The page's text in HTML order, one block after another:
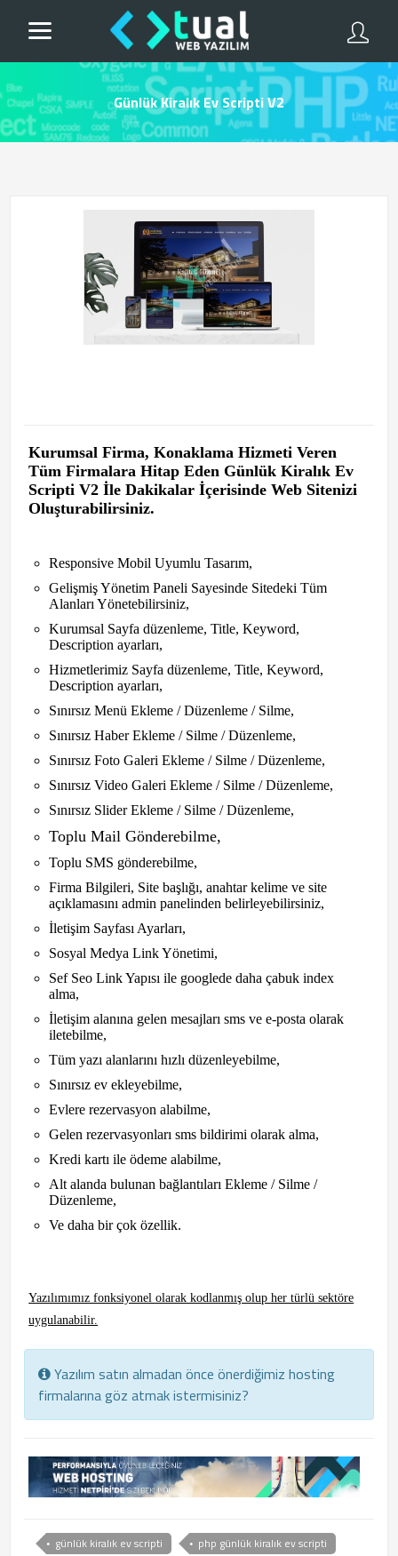
Günlük Kiralık Ev Scripti V2
Kurumsal Firma, Konaklama Hizmeti Veren
Tüm Firmalara Hitap Eden Günlük Kiralık Ev
Scripti V2 İle Dakikalar İçerisinde Web Sitenizi
Oluşturabilirsiniz.
Responsive Mobil Uyumlu Tasarım,
Gelişmiş Yönetim Paneli Sayesinde Sitedeki Tüm
Alanları Yönetebilirsiniz,
Kurumsal Sayfa düzenleme, Title, Keyword,
Description ayarları,
Hizmetlerimiz Sayfa düzenleme, Title, Keyword,
Description ayarları,
Sınırsız Menü Ekleme / Düzenleme / Silme,
Sınırsız Haber Ekleme / Silme / Düzenleme,
Sınırsız Foto Galeri Ekleme / Silme / Düzenleme,
Sınırsız Video Galeri Ekleme / Silme / Düzenleme,
Sınırsız Slider Ekleme / Silme / Düzenleme,
Toplu Mail Gönderebilme,
Toplu SMS gönderebilme,
Firma Bilgileri, Site başlığı, anahtar kelime ve site
açıklamasını admin panelinden belirleyebilirsiniz,
İletişim Sayfası Ayarları,
Sosyal Medya Link Yönetimi,
Sef Seo Link Yapısı ile googlede daha çabuk index
alma,
İletişim alanına gelen mesajları sms ve e-posta olarak
iletebilme,
Tüm yazı alanlarını hızlı düzenleyebilme,
Sınırsız ev ekleyebilme,
Evlere rezervasyon alabilme,
Gelen rezervasyonları sms bildirimi olarak alma,
Kredi kartı ile ödeme alabilme,
Alt alanda bulunan bağlantıları Ekleme / Silme /
Düzenleme,
Ve daha bir çok özellik.
Yazılımımız fonksiyonel olarak kodlanmış olup her türlü sektöre
uygulanabilir.
Yazılım satın almadan önce önerdiğimiz hosting
firmalarına göz atmak istermisiniz?
günlük kiralık ev scripti
php günlük kiralık ev scripti